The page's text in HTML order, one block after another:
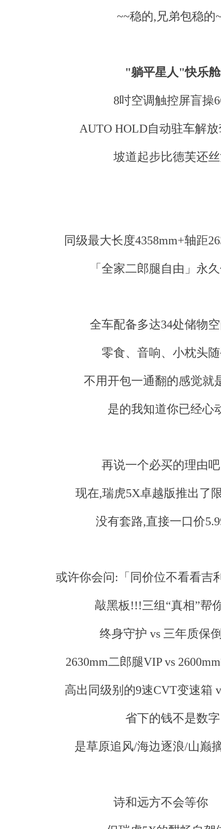
~~稳的,兄弟包稳的
"躺平星人"快乐舱
8吋空调触控屏盲操
AUTO HOLD自动驻车解放
坡道起步比德芙还丝
同级最大长度4358mm+轴距
「全家二郎腿自由」永久
全车配备多达34处储物
零食、音响、小枕头随
不用开包一通翻的感觉就
是的我知道你已经心
再说一个必买的理由吧
现在,瑞虎5X卓越版推出了
没有套路,直接一口价
或许你会问:「同价位不看看吉
敲黑板!!!三组“真相”帮
终身守护 vs 三年质保
2630mm二郎腿VIP vs
高出同级别的9速CVT变速箱
省下的钱不是数字
是草原追风/海边逐浪/山巅
诗和远方不会等你